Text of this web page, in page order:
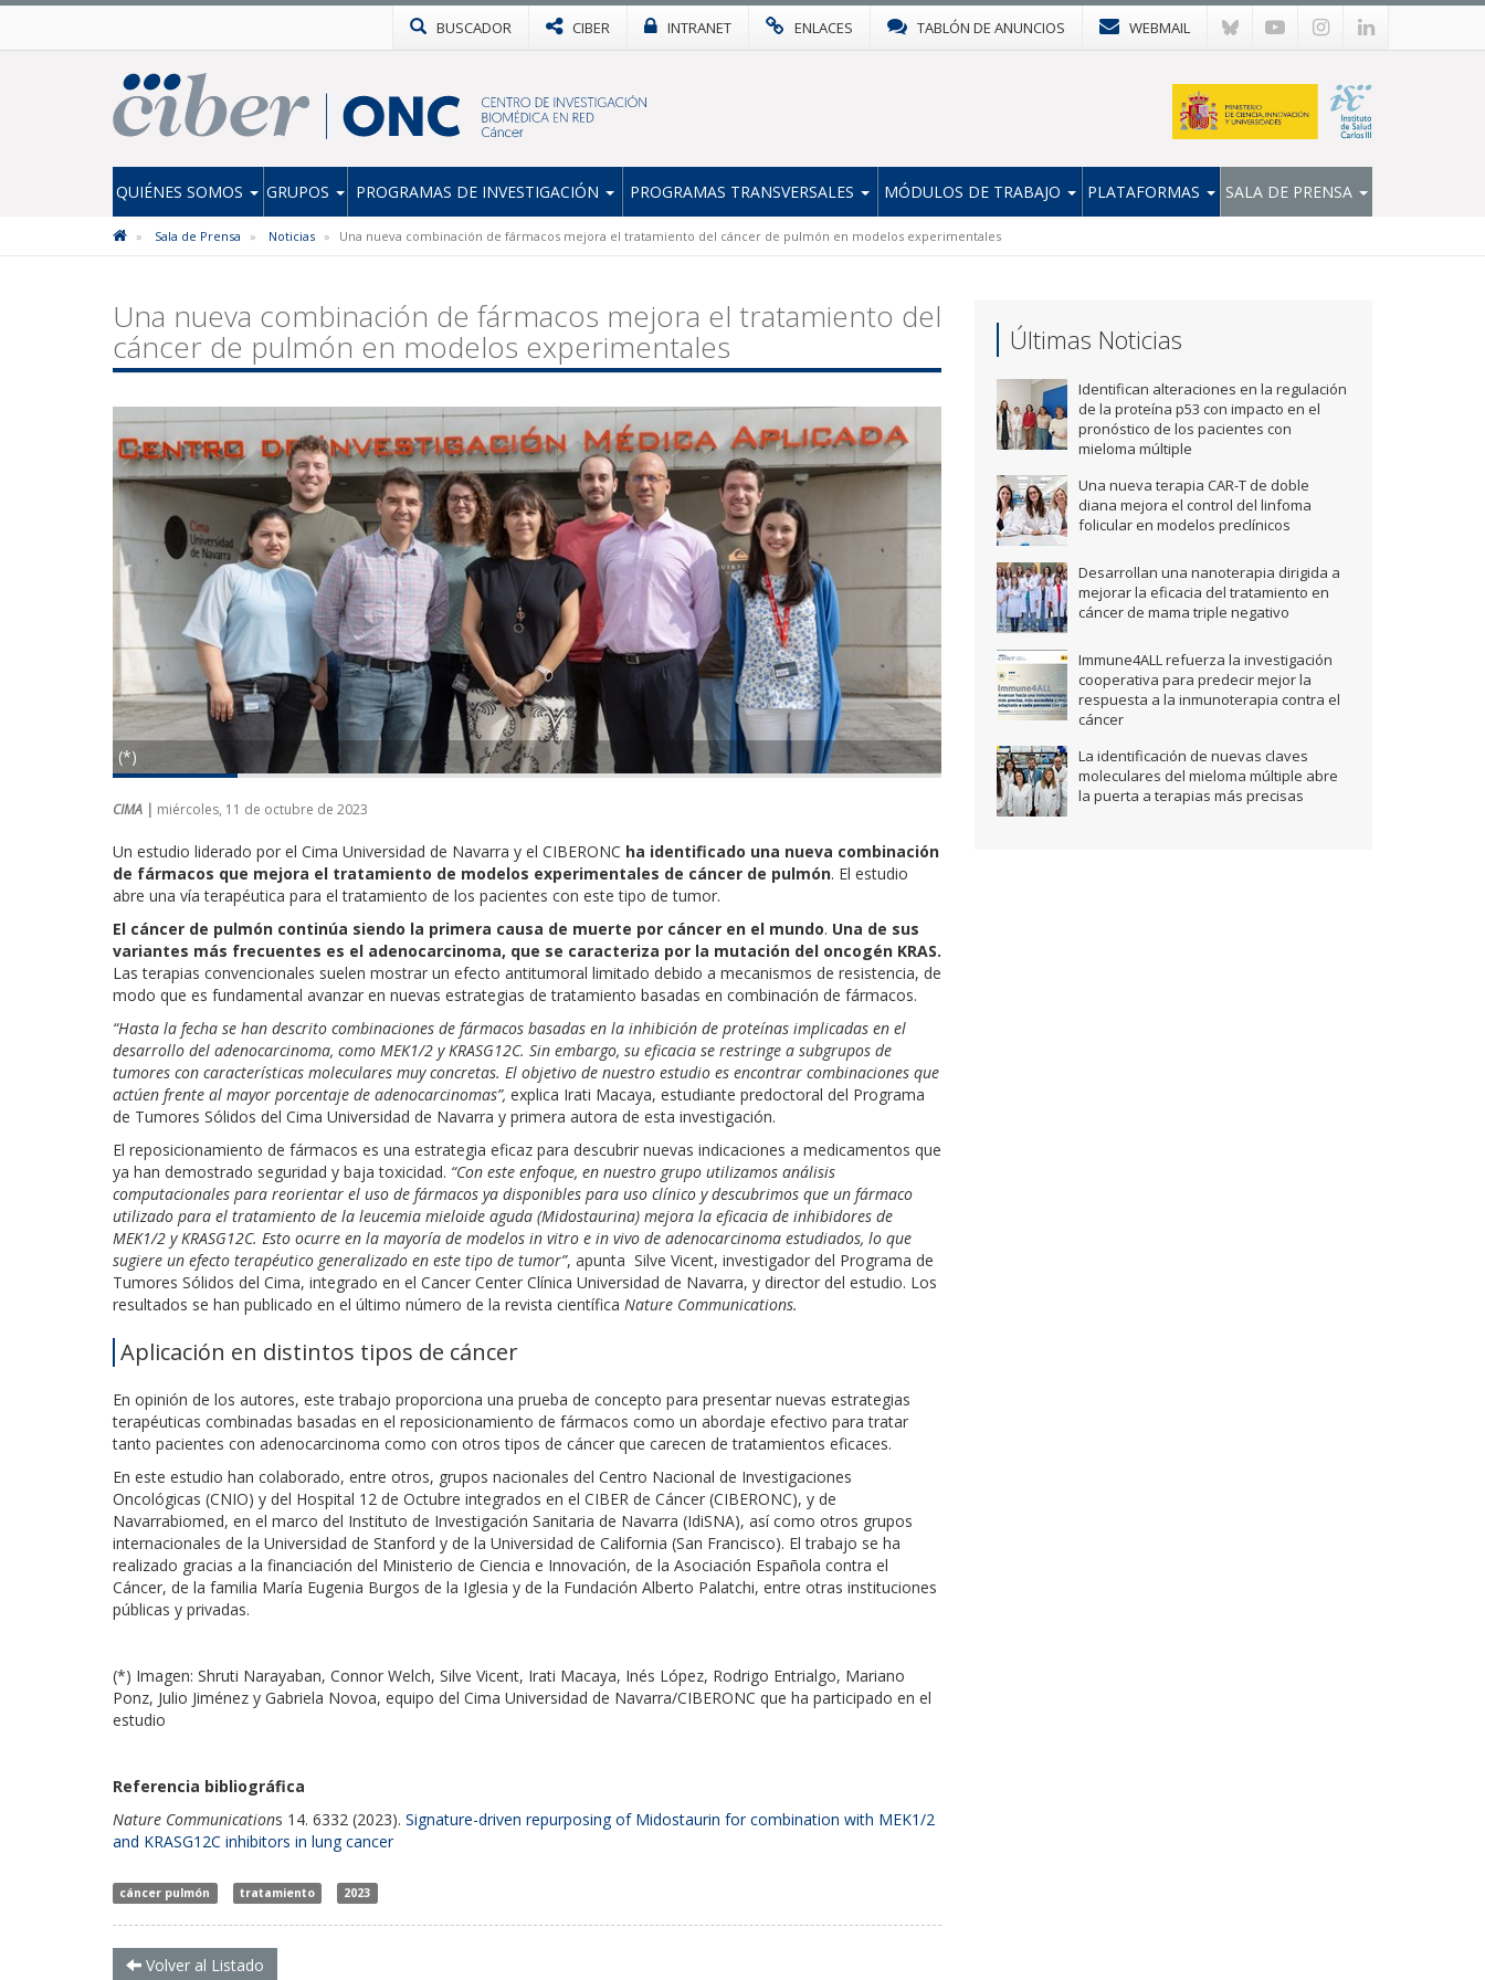
BUSCADOR CIBER INTRANET ENLACES TABLÓN DE ANUNCIOS WEBMAIL
QUIÉNES SOMOS GRUPOS PROGRAMAS DE INVESTIGACIÓN PROGRAMAS TRANSVERSALES MÓDULOS DE TRABAJO PLATAFORMAS SALA DE PRENSA
Sala de Prensa Noticias Una nueva combinación de fármacos mejora el tratamiento del cáncer de pulmón en modelos experimentales
Una nueva combinación de fármacos mejora el tratamiento del
cáncer de pulmón en modelos experimentales
(*)
CIMA | miércoles, 11 de octubre de 2023
Un estudio liderado por el Cima Universidad de Navarra y el CIBERONC ha identificado una nueva combinación
de fármacos que mejora el tratamiento de modelos experimentales de cáncer de pulmón. El estudio
abre una vía terapéutica para el tratamiento de los pacientes con este tipo de tumor.
El cáncer de pulmón continúa siendo la primera causa de muerte por cáncer en el mundo. Una de sus
variantes más frecuentes es el adenocarcinoma, que se caracteriza por la mutación del oncogén KRAS.
Las terapias convencionales suelen mostrar un efecto antitumoral limitado debido a mecanismos de resistencia, de
modo que es fundamental avanzar en nuevas estrategias de tratamiento basadas en combinación de fármacos.
“Hasta la fecha se han descrito combinaciones de fármacos basadas en la inhibición de proteínas implicadas en el
desarrollo del adenocarcinoma, como MEK1/2 y KRASG12C. Sin embargo, su eficacia se restringe a subgrupos de
tumores con características moleculares muy concretas. El objetivo de nuestro estudio es encontrar combinaciones que
actúen frente al mayor porcentaje de adenocarcinomas”, explica Irati Macaya, estudiante predoctoral del Programa
de Tumores Sólidos del Cima Universidad de Navarra y primera autora de esta investigación.
El reposicionamiento de fármacos es una estrategia eficaz para descubrir nuevas indicaciones a medicamentos que
ya han demostrado seguridad y baja toxicidad. “Con este enfoque, en nuestro grupo utilizamos análisis
computacionales para reorientar el uso de fármacos ya disponibles para uso clínico y descubrimos que un fármaco
utilizado para el tratamiento de la leucemia mieloide aguda (Midostaurina) mejora la eficacia de inhibidores de
MEK1/2 y KRASG12C. Esto ocurre en la mayoría de modelos in vitro e in vivo de adenocarcinoma estudiados, lo que
sugiere un efecto terapéutico generalizado en este tipo de tumor”, apunta Silve Vicent, investigador del Programa de
Tumores Sólidos del Cima, integrado en el Cancer Center Clínica Universidad de Navarra, y director del estudio. Los
resultados se han publicado en el último número de la revista científica Nature Communications.
Aplicación en distintos tipos de cáncer
En opinión de los autores, este trabajo proporciona una prueba de concepto para presentar nuevas estrategias
terapéuticas combinadas basadas en el reposicionamiento de fármacos como un abordaje efectivo para tratar
tanto pacientes con adenocarcinoma como con otros tipos de cáncer que carecen de tratamientos eficaces.
En este estudio han colaborado, entre otros, grupos nacionales del Centro Nacional de Investigaciones
Oncológicas (CNIO) y del Hospital 12 de Octubre integrados en el CIBER de Cáncer (CIBERONC), y de
Navarrabiomed, en el marco del Instituto de Investigación Sanitaria de Navarra (IdiSNA), así como otros grupos
internacionales de la Universidad de Stanford y de la Universidad de California (San Francisco). El trabajo se ha
realizado gracias a la financiación del Ministerio de Ciencia e Innovación, de la Asociación Española contra el
Cáncer, de la familia María Eugenia Burgos de la Iglesia y de la Fundación Alberto Palatchi, entre otras instituciones
públicas y privadas.
(*) Imagen: Shruti Narayaban, Connor Welch, Silve Vicent, Irati Macaya, Inés López, Rodrigo Entrialgo, Mariano
Ponz, Julio Jiménez y Gabriela Novoa, equipo del Cima Universidad de Navarra/CIBERONC que ha participado en el
estudio
Referencia bibliográfica
Nature Communications 14. 6332 (2023). Signature-driven repurposing of Midostaurin for combination with MEK1/2
and KRASG12C inhibitors in lung cancer
cáncer pulmón tratamiento 2023
Volver al Listado
Últimas Noticias
Identifican alteraciones en la regulación
de la proteína p53 con impacto en el
pronóstico de los pacientes con
mieloma múltiple
Una nueva terapia CAR-T de doble
diana mejora el control del linfoma
folicular en modelos preclínicos
Desarrollan una nanoterapia dirigida a
mejorar la eficacia del tratamiento en
cáncer de mama triple negativo
Immune4ALL refuerza la investigación
cooperativa para predecir mejor la
respuesta a la inmunoterapia contra el
cáncer
La identificación de nuevas claves
moleculares del mieloma múltiple abre
la puerta a terapias más precisas